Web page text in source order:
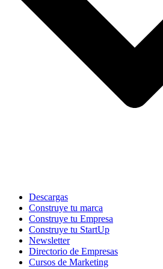
Descargas
Construye tu marca
Construye tu Empresa
Construye tu StartUp
Newsletter
Directorio de Empresas
Cursos de Marketing